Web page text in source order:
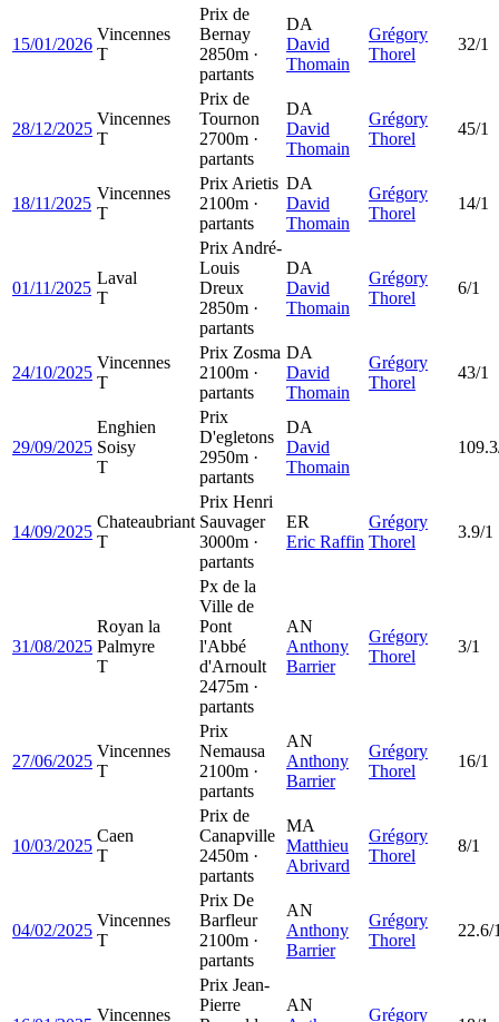
15/01/2026
Vincennes
T
Prix de
Bernay
2850m ·
partants
DA
David
Thomain
Grégory
Thorel
32/1
28/12/2025
Vincennes
T
Prix de
Tournon
2700m ·
partants
DA
David
Thomain
Grégory
Thorel
45/1
18/11/2025
Vincennes
T
Prix Arietis
2100m ·
partants
DA
David
Thomain
Grégory
Thorel
14/1
01/11/2025
Laval
T
Prix André-
Louis
Dreux
2850m ·
partants
DA
David
Thomain
Grégory
Thorel
6/1
24/10/2025
Vincennes
T
Prix Zosma
2100m ·
partants
DA
David
Thomain
Grégory
Thorel
43/1
29/09/2025
Enghien
Soisy
T
Prix
D'egletons
2950m ·
partants
DA
David
Thomain
14/09/2025
Chateaubriant
T
Prix Henri
Sauvager
3000m ·
partants
ER
Eric Raffin
Grégory
Thorel
3.9/1
31/08/2025
Royan la
Palmyre
T
Px de la
Ville de
Pont
l'Abbé
d'Arnoult
2475m ·
partants
AN
Anthony
Barrier
Grégory
Thorel
3/1
27/06/2025
Vincennes
T
Prix
Nemausa
2100m ·
partants
AN
Anthony
Barrier
Grégory
Thorel
16/1
10/03/2025
Caen
T
Prix de
Canapville
2450m ·
partants
MA
Matthieu
Abrivard
Grégory
Thorel
8/1
04/02/2025
Vincennes
T
Prix De
Barfleur
2100m ·
partants
AN
Anthony
Barrier
Grégory
Thorel
22.6/
Vincennes
Prix Jean-
Pierre
AN
Grégory